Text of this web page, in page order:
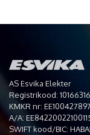
AS Esvika Elekter
Registrikood: 10166316
KMKR nr: EE100427897
A/A:
SWIFT kood/BIC: